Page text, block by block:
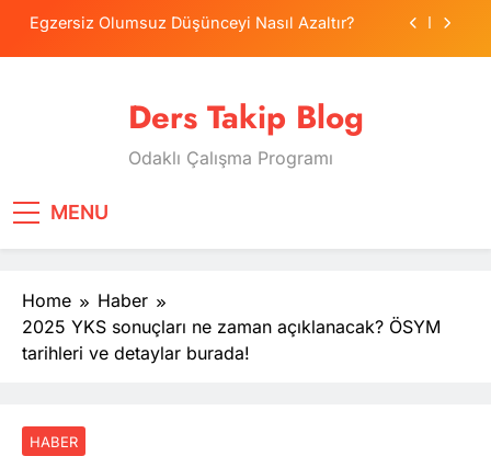
SkipEgzersiz Olumsuz Düşünceyi Nasıl Azaltır?
Tercih Stresinde Veliler Çocuğa Nasıl Destek
Tekrarlama Zorlantısı: Neden Geçmişi
Egzersiz Olumsuz Düşünceyi Nasıl Azaltır?
Psikolojide Sistematik Duyarsızlaştırma
Tercih Stresinde Veliler Çocuğa Nasıl Destek
Olur?
Ders Takip Blog
Odaklı Çalışma Programı
MENU
Home
Haber
2025 YKS sonuçları ne zaman açıklanacak? ÖSYM
tarihleri ve detaylar burada!
HABER